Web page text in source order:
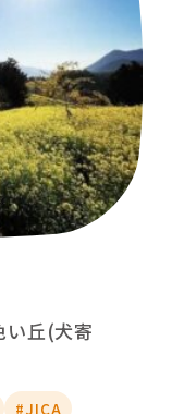
い丘(犬寄
#JICA